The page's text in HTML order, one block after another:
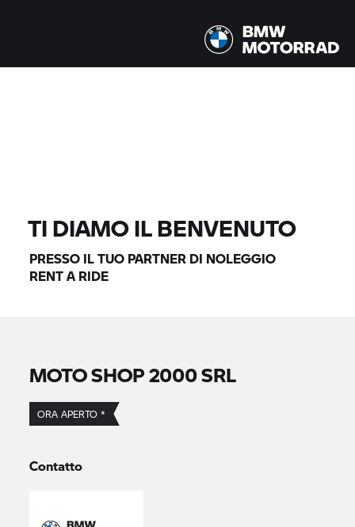
TI DIAMO IL BENVENUTO
PRESSO IL TUO PARTNER DI NOLEGGIO
RENT A RIDE
MOTO SHOP 2000 SRL
ORA APERTO *
Contatto